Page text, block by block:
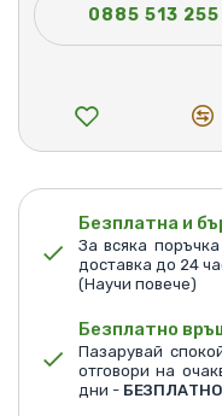
0885 513 255
Безплатна и
За всяка
доставка до 24
(Научи повече)
Безплатно
Пазарувай
отговори на
дни - БЕЗПЛАТНО